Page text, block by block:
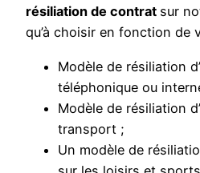
résiliation de contrat sur
qu’à choisir en fonction de
Modèle de résiliation
téléphonique ou
Modèle de résiliation
transport ;
Un modèle de